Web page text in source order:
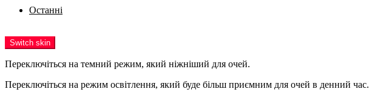
Останні
Switch skin
Переключіться на темний режим, який ніжніший для очей.
Переключіться на режим освітлення, який буде більш приємним для очей в денний час.